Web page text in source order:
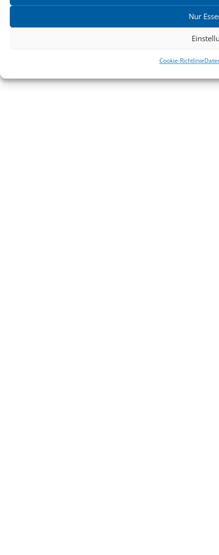
Nur
Cookie-Richtlinie
Copyright ©2026: zu Klampen! Verlag. Alle Rechte vorbehalten.